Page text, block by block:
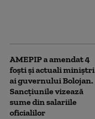
AMEPIP a amendat 4
foști și actuali miniștri
ai guvernului Bolojan.
Sancțiunile vizează
sume din salariile
oficialilor